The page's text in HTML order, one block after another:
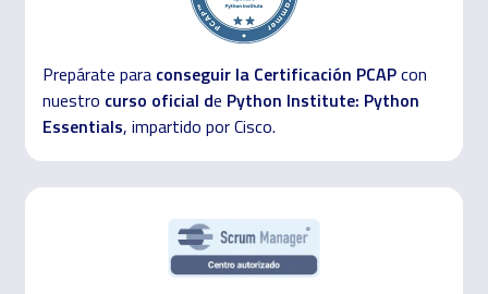
Prepárate para conseguir la Certificación PCAPcon
nuestro curso oficial de Python Institute: Python
Essentials, impartido por Cisco.